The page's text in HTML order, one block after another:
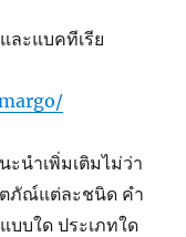
ละแบคทีเรีย
นำเพิ่มเติมไม่ว่า
ภัณ์แต่ละชนิด คำ
บบใด ประเภทใด